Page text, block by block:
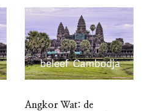
Angkor Wat: de